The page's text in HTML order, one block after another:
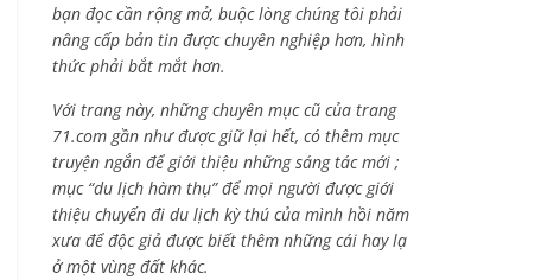
bạn đọc cần rộng mở, buộc lòng chúng tôi phải
nâng cấp bản tin được chuyên nghiệp hơn, hình
thức phải bắt mắt hơn.
Với trang này, những chuyên mục cũ của trang
71.com gần như được giữ lại hết, có thêm mục
truyện ngắn để giới thiệu những sáng tác mới ;
mục “du lịch hàm thụ” để mọi người được giới
thiệu chuyến đi du lịch kỳ thú của mình hồi năm
xưa để độc giả được biết thêm những cái hay lạ
ở một vùng đất khác.